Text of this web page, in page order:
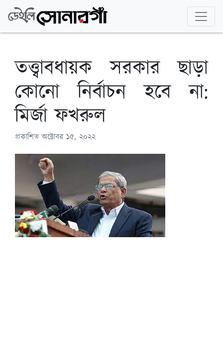
তত্ত্বাবধায়ক সরকার ছাড়া
কোনো নির্বাচন হবে না:
মির্জা ফখরুল
প্রকাশিতঅক্টোবর ১৫, ২০২২